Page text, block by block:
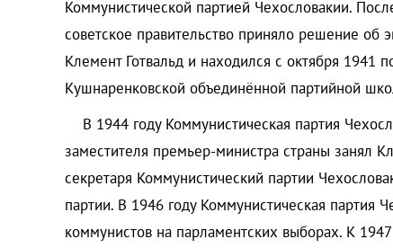
Коммунистической партией Чехословакии.
советское правительство приняло решение об
Клемент Готвальд и находился с октября 1941
Кушнаренковской объединённой партийной
В 1944 году Коммунистическая партия
заместителя премьер-министра страны занял
секретаря Коммунистический партии
партии. В 1946 году Коммунистическая партия
коммунистов на парламентских выборах. К